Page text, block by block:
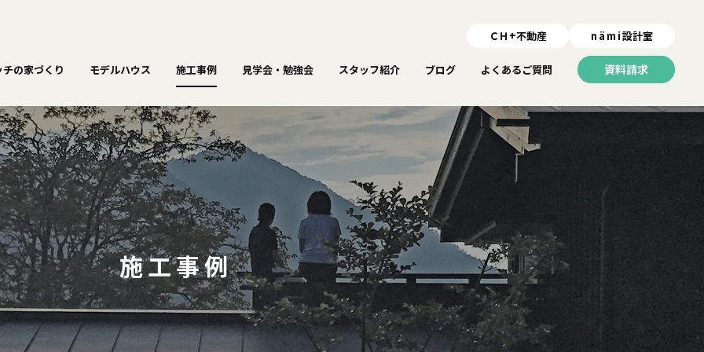
ＣＨ+不動産 nämi設計室
の家づくり モデルハウス 施工事例 見学会・勉強会 スタッフ紹介 ブログ よくあるご質問 資料請求
施工事例